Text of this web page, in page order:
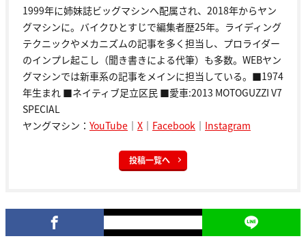
1999年に姉妹誌ビッグマシンへ配属され、2018年からヤン
グマシンに。バイクひとすじで編集者歴25年。ライディング
テクニックやメカニズムの記事を多く担当し、プロライダー
のインプレ起こし（聞き書きによる代筆）も多数。WEBヤン
グマシンでは新車系の記事をメインに担当している。■1974
年生まれ ■ネイティブ足立区民 ■愛車:2013 MOTOGUZZI V7
SPECIAL
ヤングマシン： YouTube ｜ X ｜ Facebook ｜ Instagram
投稿一覧へ